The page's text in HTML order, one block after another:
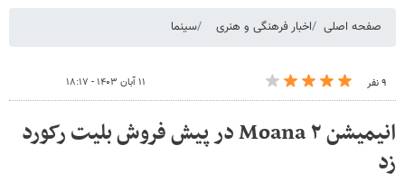
صفحه اصلی اخبار فرهنگی و هنری سینما
۹ نفر ۱۱ آبان ۱۴۰۳ - ۱۸:۱۷
انیمیشن Moana ۲ در پیش فروش بلیت رکورد
زد